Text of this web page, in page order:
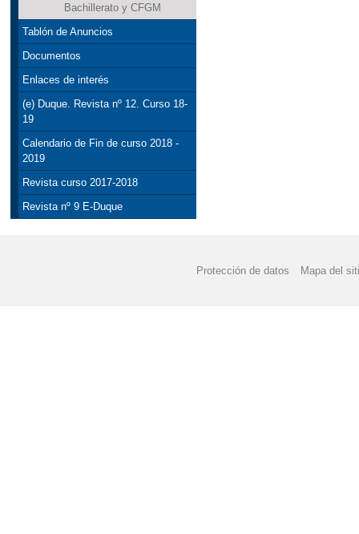
Bachillerato y CFGM
Tablón de Anuncios
Documentos
Enlaces de interés
(e) Duque. Revista nº 12. Curso 18-
19
Calendario de Fin de curso 2018 -
2019
Revista curso 2017-2018
Revista nº 9 E-Duque
Protección de datos Mapa del